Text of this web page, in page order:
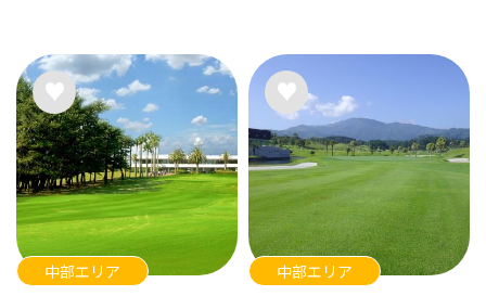
中部エリア 中部エリア